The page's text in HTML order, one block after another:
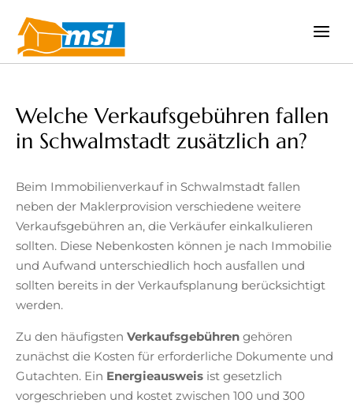
Inhalt
springen
Welche Verkaufsgebühren fallen
in Schwalmstadt zusätzlich an?
Beim Immobilienverkauf in Schwalmstadt fallen
neben der Maklerprovision verschiedene weitere
Verkaufsgebühren an, die Verkäufer einkalkulieren
sollten. Diese Nebenkosten können je nach Immobilie
und Aufwand unterschiedlich hoch ausfallen und
sollten bereits in der Verkaufsplanung berücksichtigt
werden.
Zu den häufigsten Verkaufsgebühren gehören
zunächst die Kosten für erforderliche Dokumente und
Gutachten. Ein Energieausweis ist gesetzlich
vorgeschrieben und kostet zwischen 100 und 300